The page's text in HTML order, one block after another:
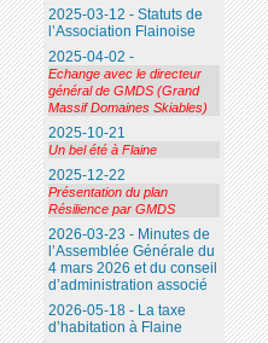
2025-03-12 - Statuts de
l’Association Flainoise
2025-04-02 -
Echange avec le directeur
général de GMDS (Grand
Massif Domaines Skiables)
2025-10-21
Un bel été à Flaine
2025-12-22
Présentation du plan
Résilience par GMDS
2026-03-23 - Minutes de
l’Assemblée Générale du
4 mars 2026 et du conseil
d’administration associé
2026-05-18 - La taxe
d’habitation à Flaine